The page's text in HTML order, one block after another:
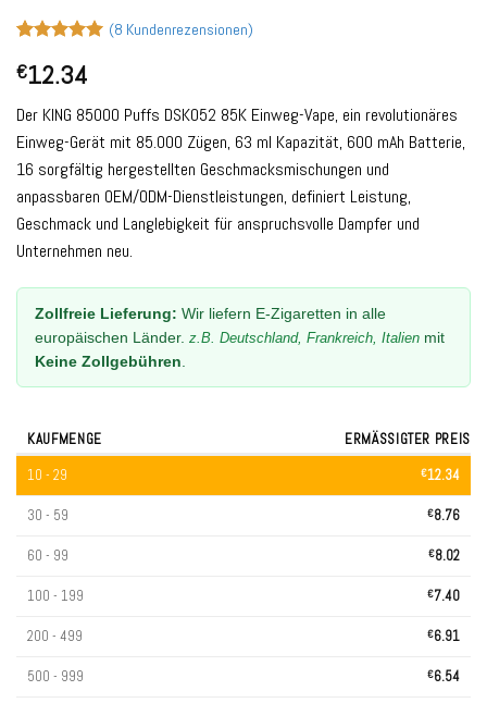
mit5 von
5, basierend
auf
Kundenbewertungen
(8 Kundenrezensionen)
€12.34
Der KING 85000 Puffs DSK052 85K Einweg-Vape, ein revolutionäres
Einweg-Gerät mit 85.000 Zügen, 63 ml Kapazität, 600 mAh Batterie,
16 sorgfältig hergestellten Geschmacksmischungen und
anpassbaren OEM/ODM-Dienstleistungen, definiert Leistung,
Geschmack und Langlebigkeit für anspruchsvolle Dampfer und
Unternehmen neu.
Zollfreie Lieferung: Wir liefern E-Zigaretten in alle
europäischen Länder. z.B. Deutschland, Frankreich, Italien mit
Keine Zollgebühren
KAUFMENGE
ERMÄSSIGTER PREIS
10 - 29
€12.34
30 - 59 €8.76
60 - 99 €8.02
100 - 199 €7.40
200 - 499 €6.91
500 - 999 €6.54